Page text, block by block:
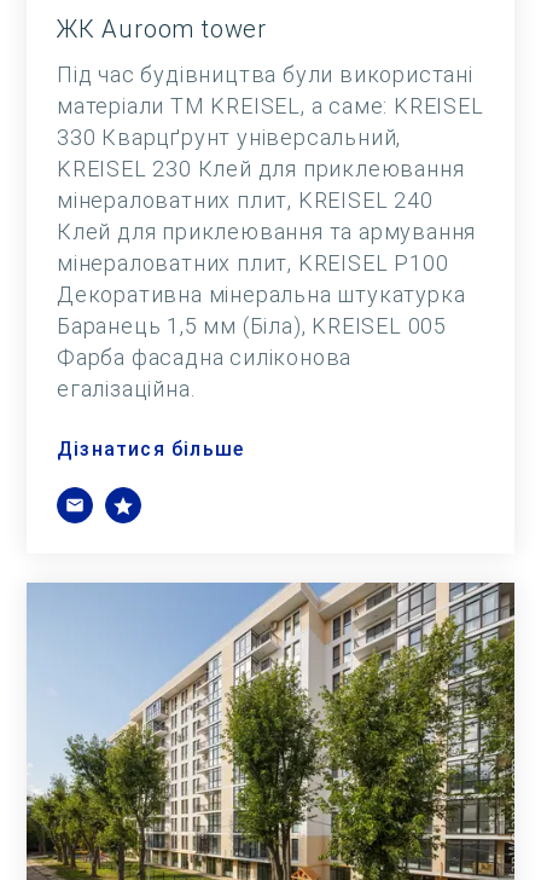
ЖК Auroom tower
Під час будівництва були використані
матеріали ТМ KREISEL, а саме: KREISEL
330 Кварцґрунт універсальний,
KREISEL 230 Клей для приклеювання
мінераловатних плит, KREISEL 240
Клей для приклеювання та армування
мінераловатних плит, KREISEL Р100
Декоративна мінеральна штукатурка
Баранець 1,5 мм (Біла), KREISEL 005
Фарба фасадна силіконова
егалізаційна.
Дізнатися більше